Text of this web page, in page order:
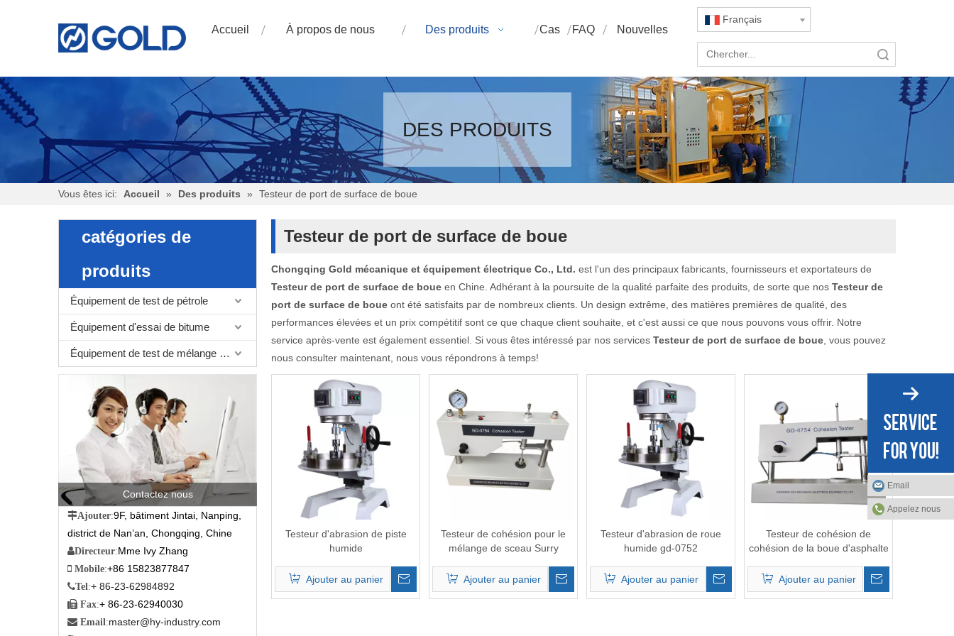
Accueil À propos de nous Des produits Cas FAQ Nouvelles
Français
DES PRODUITS
Vous êtes ici: Accueil » Des produits » Testeur de port de surface de boue
catégories de
produits
Équipement de test de pétrole
Équipement d'essai de bitume
Équipement de test de mélange bitumineux
Contactez nous
Ajouter:9F, bâtiment Jintai, Nanping,
district de Nan’an, Chongqing, Chine
Directeur:Mme Ivy Zhang
 Mobile:+86 15823877847
Tel :+ 86-23-62984892
 Fax:+ 86-23-62940030
 Email :master@hy-industry.com
Testeur de port de surface de boue
Chongqing Gold mécanique et équipement électrique Co., Ltd. est l'un des principaux fabricants, fournisseurs et exportateurs de
Testeur de port de surface de boue en Chine. Adhérant à la poursuite de la qualité parfaite des produits, de sorte que nos Testeur de
port de surface de boue ont été satisfaits par de nombreux clients. Un design extrême, des matières premières de qualité, des
performances élevées et un prix compétitif sont ce que chaque client souhaite, et c'est aussi ce que nous pouvons vous offrir. Notre
service après-vente est également essentiel. Si vous êtes intéressé par nos services Testeur de port de surface de boue , vous pouvez
nous consulter maintenant, nous vous répondrons à temps!
Testeur d'abrasion de piste
humide
Ajouter au panier
Testeur de cohésion pour le
mélange de sceau Surry
Ajouter au panier
Testeur d'abrasion de roue
humide gd-0752
Ajouter au panier
Testeur de cohésion de
cohésion de la boue d'asphalte
Ajouter au panier
Email
Appelez nous